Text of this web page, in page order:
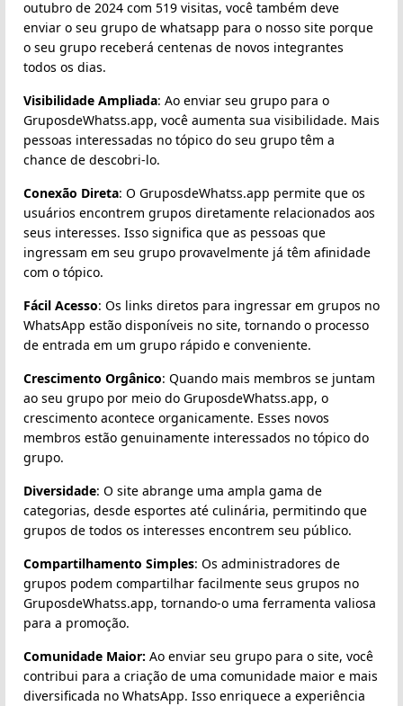
outubro de 2024 com 519 visitas, você também deve
enviar o seu grupo de whatsapp para o nosso site porque
o seu grupo receberá centenas de novos integrantes
todos os dias.
Visibilidade Ampliada: Ao enviar seu grupo para o
GruposdeWhatss.app, você aumenta sua visibilidade. Mais
pessoas interessadas no tópico do seu grupo têm a
chance de descobri-lo.
Conexão Direta: O GruposdeWhatss.app permite que os
usuários encontrem grupos diretamente relacionados aos
seus interesses. Isso significa que as pessoas que
ingressam em seu grupo provavelmente já têm afinidade
com o tópico.
Fácil Acesso: Os links diretos para ingressar em grupos no
WhatsApp estão disponíveis no site, tornando o processo
de entrada em um grupo rápido e conveniente.
Crescimento Orgânico: Quando mais membros se juntam
ao seu grupo por meio do GruposdeWhatss.app, o
crescimento acontece organicamente. Esses novos
membros estão genuinamente interessados no tópico do
grupo.
Diversidade: O site abrange uma ampla gama de
categorias, desde esportes até culinária, permitindo que
grupos de todos os interesses encontrem seu público.
Compartilhamento Simples: Os administradores de
grupos podem compartilhar facilmente seus grupos no
GruposdeWhatss.app, tornando-o uma ferramenta valiosa
para a promoção.
Comunidade Maior: Ao enviar seu grupo para o site, você
contribui para a criação de uma comunidade maior e mais
diversificada no WhatsApp. Isso enriquece a experiência